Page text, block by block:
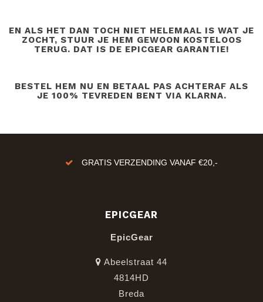
EN ALS HET DAN TOCH NIET HELEMAAL IS WAT JE
ZOCHT, STUUR JE HEM GEWOON KOSTELOOS
TERUG. DAT IS DE EPICGEAR GARANTIE!
BESTEL HEM NU EN BETAAL PAS ACHTERAF ALS
JE 100% TEVREDEN BENT VIA KLARNA.
GRATIS VERZENDING VANAF €20,-
EPICGEAR
EpicGear
Abeelstraat 44
4814HD
Breda